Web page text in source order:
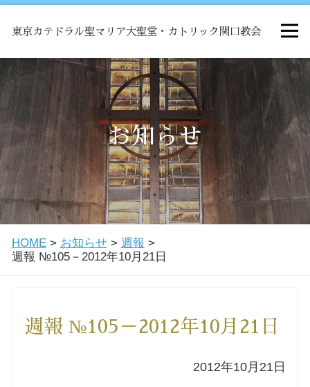
東京カテドラル聖マリア大聖堂・カトリック関口教会
HOME
ミサ
お知らせ
関口教会について
教会学校・中高生会
洗礼を希望される方
お知らせ
HOME> お知らせ> 週報 >
週報 №105－2012年10月21日
週報 №105－2012年10月21日
2012年10月21日